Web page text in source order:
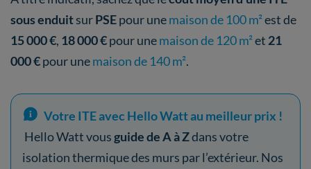
sous enduitsurPSEpour unemaison de 100 m²est de
15 000 €, 18 000 €pour unemaison de 120 m²et 21
000 €pour unemaison de 140 m².
Votre ITE avec Hello Watt au meilleur prix !
Hello Watt vousguide de A à Zdans votre
isolation thermique des murs par l’extérieur. Nos